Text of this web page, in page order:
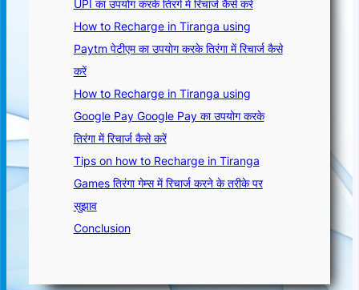
UPI का उपयोग करके तिरंगे में रिचार्ज कैसे करें
How to Recharge in Tiranga using
Paytm पेटीएम का उपयोग करके तिरंगा में रिचार्ज कैसे
करें
How to Recharge in Tiranga using
Google Pay Google Pay का उपयोग करके
तिरंगा में रिचार्ज कैसे करें
Tips on how to Recharge in Tiranga
Games तिरंगा गेम्स में रिचार्ज करने के तरीके पर
सुझाव
Conclusion